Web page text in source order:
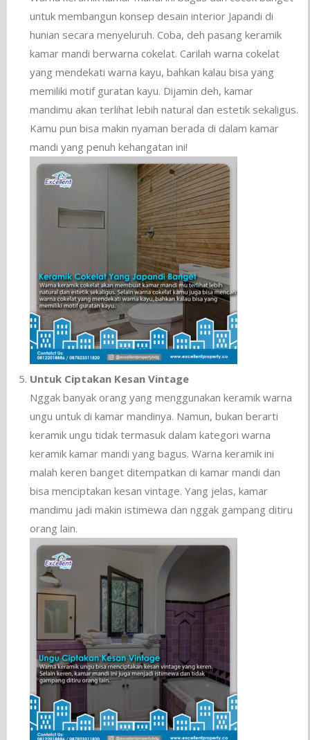
untuk membangun konsep desain interior Japandi di
hunian secara menyeluruh. Coba, deh pasang keramik
kamar mandi berwarna cokelat. Carilah warna cokelat
yang mendekati warna kayu, bahkan kalau bisa yang
memiliki motif guratan kayu. Dijamin deh, kamar
mandimu akan terlihat lebih natural dan estetik sekaligus.
Kamu pun bisa makin nyaman berada di dalam kamar
mandi yang penuh kehangatan ini!
Untuk Ciptakan Kesan Vintage
Nggak banyak orang yang menggunakan keramik warna
ungu untuk di kamar mandinya. Namun, bukan berarti
keramik ungu tidak termasuk dalam kategori warna
keramik kamar mandi yang bagus. Warna keramik ini
malah keren banget ditempatkan di kamar mandi dan
bisa menciptakan kesan vintage. Yang jelas, kamar
mandimu jadi makin istimewa dan nggak gampang ditiru
orang lain.